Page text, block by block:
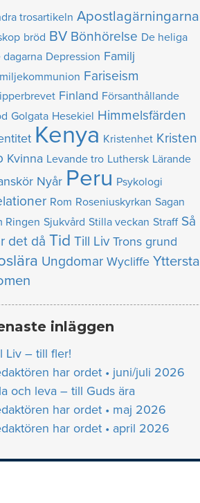
trosartikeln Apostlagärningarna
bröd BV Bönhörelse De heliga
dagarna Depression Familj
Fariseism
Finland Försanthållande
Golgata Hesekiel Himmelsfärden
Kenya Kristenhet Kristen
Kvinna Levande tro Luthersk Lärande
Nyår Peru Psykologi
Rom Roseniuskyrkan Sagan
Ringen Sjukvård Stilla veckan Straff Så
det då Tid Till Liv Trons grund
Ungdomar Wycliffe Yttersta
inläggen
Liv – till fler!
har ordet • juni/juli 2026
och leva – till Guds ära
har ordet • maj 2026
har ordet • april 2026